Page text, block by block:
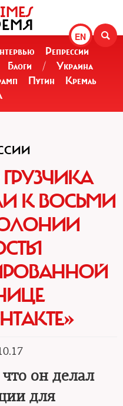
EN
Репрессии
Блоги /
Украина
Путин
Кремль
ГРУЗЧИКА
К ВОСЬМИ
он делал
для